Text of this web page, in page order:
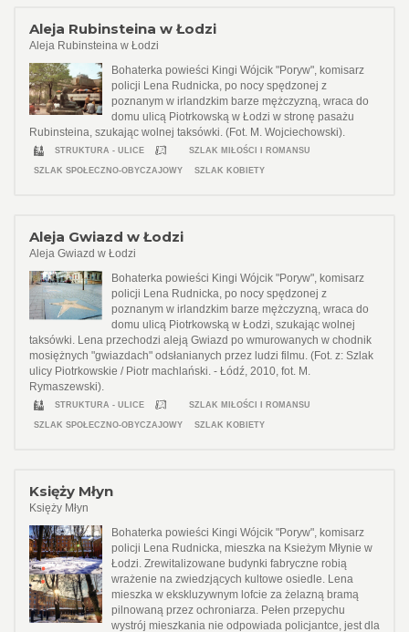
Aleja Rubinsteina w Łodzi
Aleja Rubinsteina w Łodzi
Bohaterka powieści Kingi Wójcik "Poryw", komisarz
policji Lena Rudnicka, po nocy spędzonej z
poznanym w irlandzkim barze mężczyzną, wraca do
domu ulicą Piotrkowską w Łodzi w stronę pasażu
Rubinsteina, szukając wolnej taksówki. (Fot. M. Wojciechowski).
STRUKTURA - ULICE SZLAK MIŁOŚCI I ROMANSU
SZLAK SPOŁECZNO-OBYCZAJOWY SZLAK KOBIETY
Aleja Gwiazd w Łodzi
Aleja Gwiazd w Łodzi
Bohaterka powieści Kingi Wójcik "Poryw", komisarz
policji Lena Rudnicka, po nocy spędzonej z
poznanym w irlandzkim barze mężczyzną, wraca do
domu ulicą Piotrkowską w Łodzi, szukając wolnej
taksówki. Lena przechodzi aleją Gwiazd po wmurowanych w chodnik
mosiężnych "gwiazdach" odsłanianych przez ludzi filmu. (Fot. z: Szlak
ulicy Piotrkowskie / Piotr machlański. - Łódź, 2010, fot. M.
Rymaszewski).
STRUKTURA - ULICE SZLAK MIŁOŚCI I ROMANSU
SZLAK SPOŁECZNO-OBYCZAJOWY SZLAK KOBIETY
Księży Młyn
Księży Młyn
Bohaterka powieści Kingi Wójcik "Poryw", komisarz
policji Lena Rudnicka, mieszka na Ksieżym Młynie w
Łodzi. Zrewitalizowane budynki fabryczne robią
wrażenie na zwiedzjących kultowe osiedle. Lena
mieszka w ekskluzywnym lofcie za żelazną bramą
pilnowaną przez ochroniarza. Pełen przepychu
wystrój mieszkania nie odpowiada policjantce, jest dla